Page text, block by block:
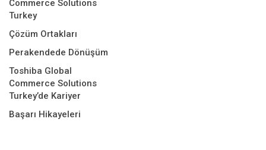
Commerce Solutions
Turkey
Çözüm Ortakları
Perakendede Dönüşüm
Toshiba Global
Commerce Solutions
Turkey’de Kariyer
Başarı Hikayeleri